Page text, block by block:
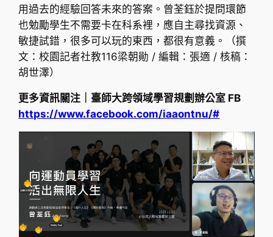
用過去的經驗回答未來的答案。曾荃鈺於提問環節
也勉勵學生不需要卡在科系裡，應自主尋找資源、
敏捷試錯，很多可以玩的東西，都很有意義。（撰
文：校園記者社教116梁朝勛 / 編輯：張適 / 核稿：
胡世澤）
更多資訊關注｜臺師大跨領域學習規劃辦公室 FB
https://www.facebook.com/iaaontnu/#